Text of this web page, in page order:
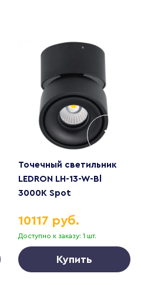
Точечный светильник
LEDRON LH-13-W-Bl
3000K Spot
Доступно к заказу: 1 шт.
10117 руб.
Купить